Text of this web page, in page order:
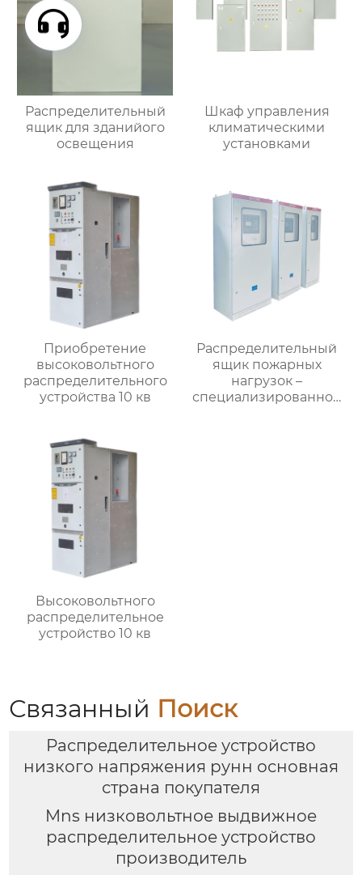
Распределительный
ящик для зданийого
освещения
Шкаф управления
климатическими
установками
Приобретение
высоковольтного
распределительного
устройства 10 кв
Распределительный
ящик пожарных
нагрузок –
специализированное
Высоковольтного
распределительное
устройство 10 кв
Связанный Поиск
Распределительное устройство
низкого напряжения рунн основная
страна покупателя
Mns низковольтное выдвижное
распределительное устройство
производитель